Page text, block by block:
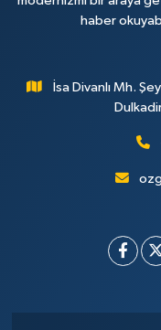
haber
İsa Divanlı Mh.